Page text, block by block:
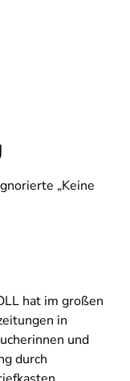
„Keine
hat im großen
in
und
durch